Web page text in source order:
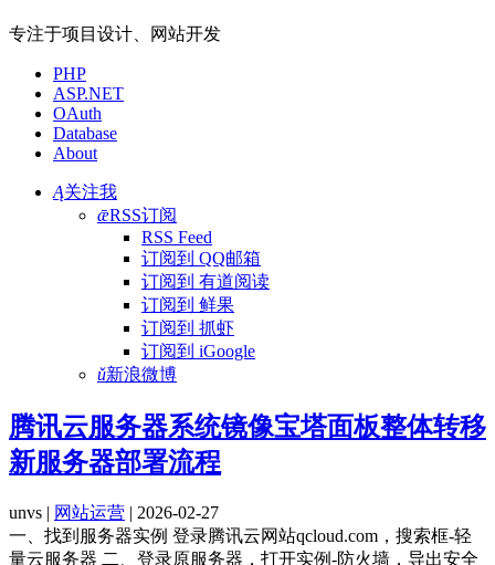
专注于项目设计、网站开发
PHP
ASP.NET
OAuth
Database
About
Ą关注我
ǣRSS订阅
RSS Feed
订阅到 QQ邮箱
订阅到 有道阅读
订阅到 鲜果
订阅到 抓虾
订阅到 iGoogle
ǔ新浪微博
腾讯云服务器系统镜像宝塔面板整体转移
新服务器部署流程
unvs | 网站运营 | 2026-02-27
一、找到服务器实例 登录腾讯云网站qcloud.com，搜索框-轻
量云服务器 二、登录原服务器，打开实例-防火墙，导出安全